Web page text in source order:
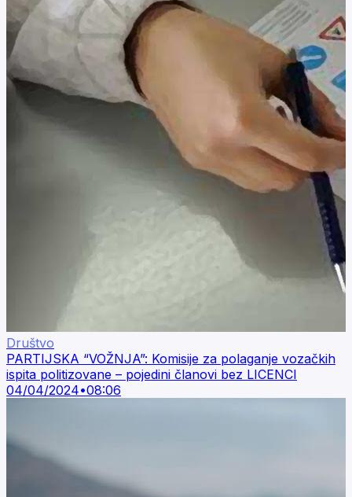
Društvo
PARTIJSKA “VOŽNJA”: Komisije za polaganje vozačkih
ispita politizovane – pojedini članovi bez LICENCI
04/04/2024•08:06